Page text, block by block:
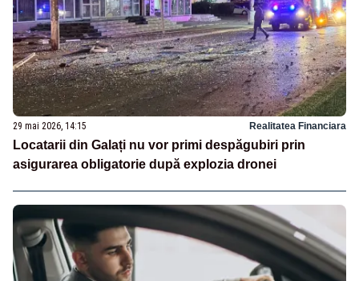
29 mai 2026, 14:15 Realitatea Financiara
Locatarii din Galați nu vor primi despăgubiri prin
asigurarea obligatorie după explozia dronei